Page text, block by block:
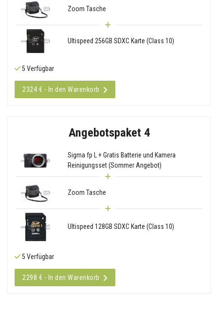
Zoom Tasche
Ultispeed 256GB SDXC Karte (Class 10)
5 Verfügbar
2324 € - In den Warenkorb
Angebotspaket 4
Sigma fp L + Gratis Batterie und Kamera
Reinigungsset (Sommer Angebot)
Zoom Tasche
Ultispeed 128GB SDXC Karte (Class 10)
5 Verfügbar
2298 € - In den Warenkorb